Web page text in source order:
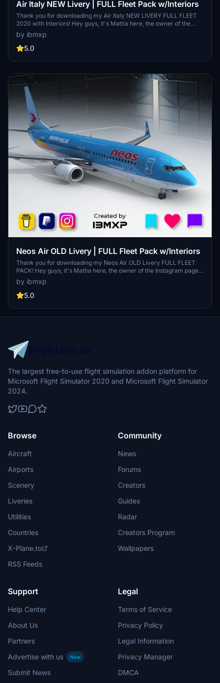
Air Italy NEW Livery | FULL Fleet Pack w/Interiors
Thank you for downloading my Air Italy NEW LIVERY FULL FLEET
2020 with Interiors! Hey guys, it's Mattia here, the owner of the
Instagram page @ibmxp where I share all my works such as livery
concepts, aircraft renders and more! This is the PMDG 737-800 Air
Italy NEW LIVERY FULL FLEET 2020 with Interiors included! Aircraft
by ibmxp
5.0
Neos Air OLD Livery | FULL Fleet Pack w/Interiors
Thank you for downloading my Neos Air OLD Livery FULL FLEET
PACK! Hey guys, it's Mattia here, the owner of the Instagram page
@ibmxp where I share all my works such as livery concepts,
aircraft renders and more! This is the PMDG 737-800 Neos Air
OLD Livery FULL FLEET PACK with Cabins! Aircraft included: I-
by ibmxp
5.0
The largest free-to-use flight simulation addon platform for
Microsoft Flight Simulator 2020 and Microsoft Flight Simulator
2024.
Browse
Aircraft
Airports
Scenery
Liveries
Utilities
Countries
X-Plane.to
RSS Feeds
Community
News
Forums
Creators
Guides
Radar
Creators Program
Wallpapers
Support
Help Center
About Us
Partners
Advertise with us
New
Submit News
Legal
Terms of Service
Privacy Policy
Legal Information
Privacy Manager
DMCA